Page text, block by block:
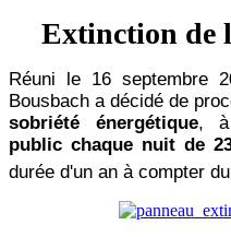
Extinction de
Réuni le 16 septembre
Bousbach a décidé de
sobriété énergétique,
public chaque nuit de
durée d'un an à compter